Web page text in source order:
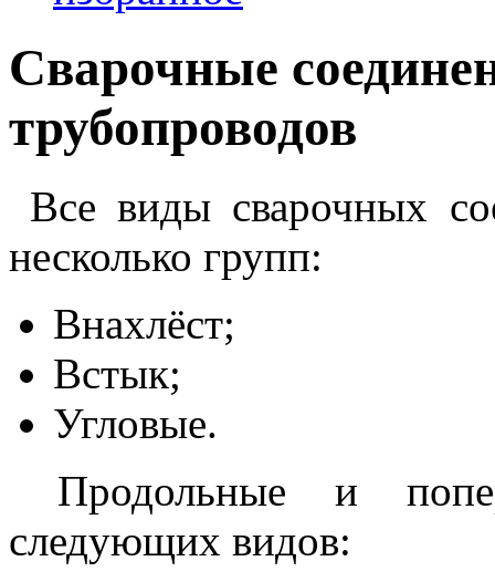
Сварочные
трубопроводов
Все виды сварочных
несколько групп:
Внахлёст;
Встык;
Угловые.
Продольные и
следующих видов: